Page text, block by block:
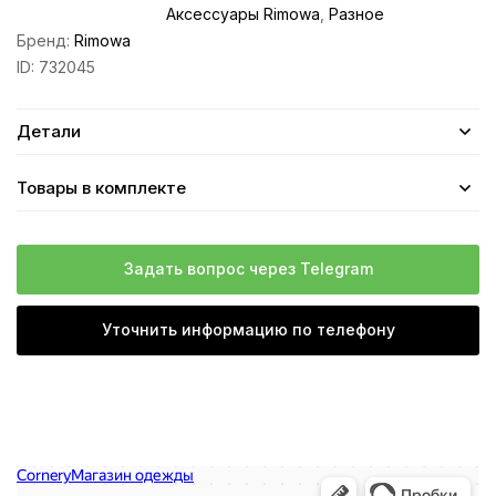
Аксессуары Rimowa Разное
Бренд: Rimowa
ID: 732045
Детали
Товары в комплекте
Задать вопрос через Telegram
Уточнить информацию по телефону